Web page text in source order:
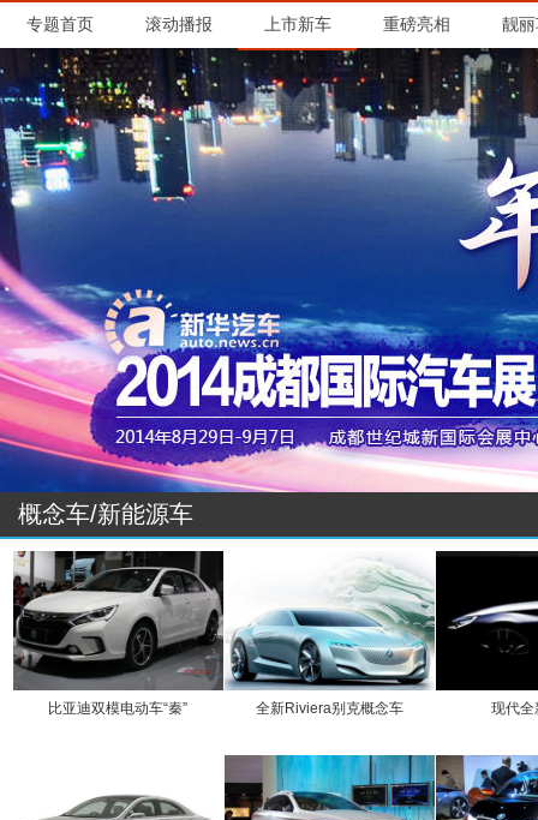
概念车/新能源车
比亚迪双模电动车“秦” 全新Riviera别克概念车 现代全